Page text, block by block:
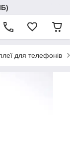
для телефонів